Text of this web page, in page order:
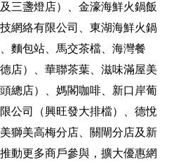
三盞燈店）、金濠海鮮火鍋飯
網絡有限公司、東湖海鮮火鍋
麵包站、馬交茶檔、海灣餐
店）、華聯茶葉、滋味滿屋美
總店）、媽閣咖啡、新口岸葡
公司（興旺發大排檔）、德悅
獅美高梅分店、關閘分店及新
動更多商戶參與，擴大優惠網